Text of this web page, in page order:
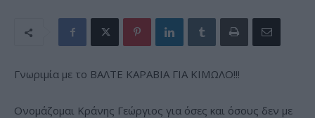
Γνωριμία με το ΒΑΛΤΕ ΚΑΡΑΒΙΑ ΓΙΑ ΚΙΜΩΛΟ!!!
Ονομάζομαι Κράνης Γεώργιος για όσες και όσους δεν με